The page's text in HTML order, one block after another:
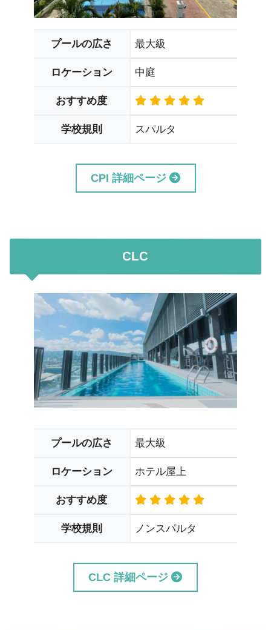
プールの広さ 最大級
ロケーション 中庭
おすすめ度
学校規則 スパルタ
CPI 詳細ページ
CLC
プールの広さ 最大級
ロケーション ホテル屋上
おすすめ度
学校規則 ノンスパルタ
CLC 詳細ページ